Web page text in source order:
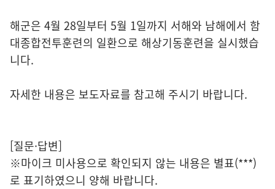
해군은 4월 28일부터 5월 1일까지 서해와 남해에서 함
대종합전투훈련의 일환으로 해상기동훈련을 실시했습
니다.
자세한 내용은 보도자료를 참고해 주시기 바랍니다.
[질문·답변]
※마이크 미사용으로 확인되지 않는 내용은 별표(***)
로 표기하였으니 양해 바랍니다.